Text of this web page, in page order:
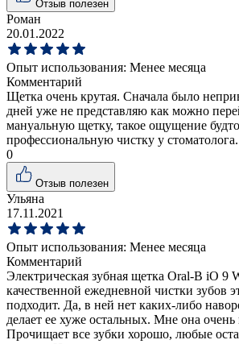
Отзыв полезен
Роман
20.01.2022
Опыт использования: Менее месяца
Комментарий
Щетка очень крутая. Сначала было
дней уже не представляю как можно
мануальную щетку, такое ощущение
профессиональную чистку у стоматолога.
0
Отзыв полезен
Ульяна
17.11.2021
Опыт использования: Менее месяца
Комментарий
Электрическая зубная щетка Oral-B iO 9
качественной ежедневной чистки зубов
подходит. Да, в ней нет каких-либо
делает ее хуже остальных. Мне она очень
Прочищает все зубки хорошо, любые